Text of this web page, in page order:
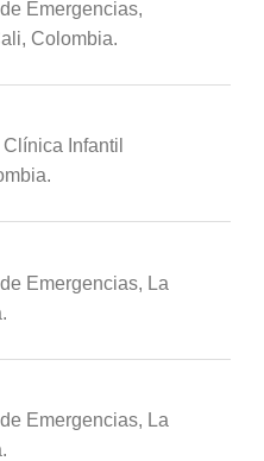
Emergencias,
Colombia.
Infantil
Emergencias, La
Emergencias, La